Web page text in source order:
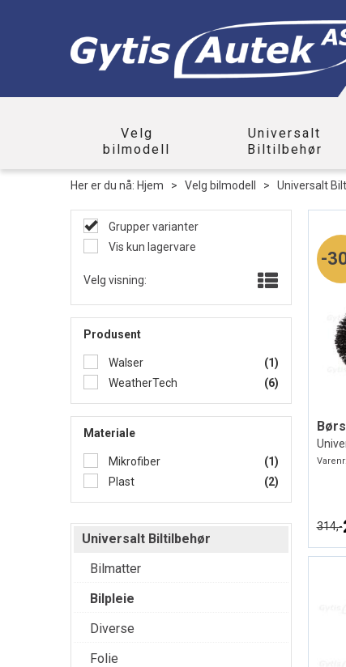
Velg
bilmodell
Universalt
Biltilbehør
Her er du nå: Hjem > Velg bilmodell > Universalt
Grupper varianter
Vis kun lagervare
Velg visning:
Produsent
Walser
(1)
WeatherTech
(6)
Materiale
Mikrofiber
(1)
Plast
(2)
Universalt Biltilbehør
Bilmatter
Bilpleie
Diverse
Folie
Varenr:
314,-